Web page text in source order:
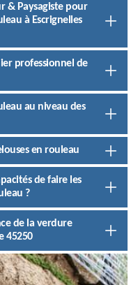
& Paysagiste pour
à Escrignelles
professionnel de
au niveau des
en rouleau
de faire les
?
de la verdure
45250